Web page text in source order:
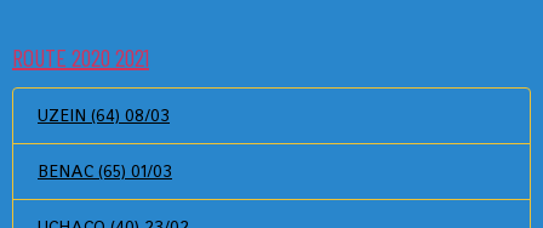
ROUTE 2020 2021
UZEIN (64) 08/03
BENAC (65) 01/03